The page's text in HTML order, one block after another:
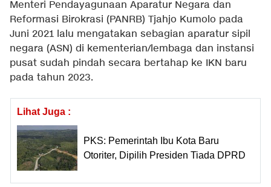
Menteri Pendayagunaan Aparatur Negara dan
Reformasi Birokrasi (PANRB) Tjahjo Kumolo pada
Juni 2021 lalu mengatakan sebagian aparatur sipil
negara (ASN) di kementerian/lembaga dan instansi
pusat sudah pindah secara bertahap ke IKN baru
pada tahun 2023.
Lihat Juga :
PKS: Pemerintah Ibu Kota Baru
Otoriter, Dipilih Presiden Tiada DPRD